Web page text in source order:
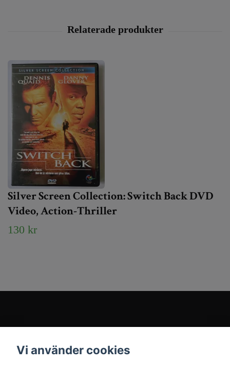
Silver Screen Collection: Switch Back DVD
Video, Action-Thriller
130 kr
Vi använder cookies